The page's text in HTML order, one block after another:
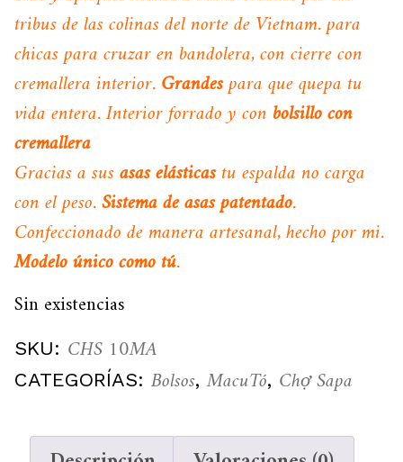
tribus de las colinas del norte de Vietnam. para
chicas para cruzar en bandolera, con cierre con
cremallera interior.Grandespara que quepa tu
vida entera. Interior forrado y con bolsillo con
cremallera
Gracias a susasas elásticastu espalda no carga
con el peso.Sistema de asas patentado.
Confeccionado de manera artesanal, hecho por mi.
Modelo único como tú.
Sin existencias
SKU: CHS 10MA
CATEGORÍAS: Bolsos,MacuTó, Chợ Sapa